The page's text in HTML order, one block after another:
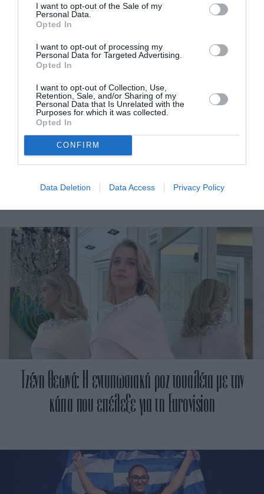
I want to opt-out of the Sale of my
Personal Data.
Opted In
I want to opt-out of processing my
Personal Data for Targeted Advertising.
Opted In
I want to opt-out of Collection, Use,
Retention, Sale, and/or Sharing of my
Personal Data that Is Unrelated with the
Purposes for which it was collected.
Opted In
CONFIRM
Data Deletion Data Access Privacy Policy
Μαρίνα Σάττι – Κλαυδία στη ζυγαριά των social
media: Γιατί δεν ωφελούν καμία γυναίκα αυτές οι
συγκρίσεις
Τζένη Θεωνά: Η εντυπωσιακή ροζ τουαλέτα με την
κάπα που επέλεξε για τη Eurovision